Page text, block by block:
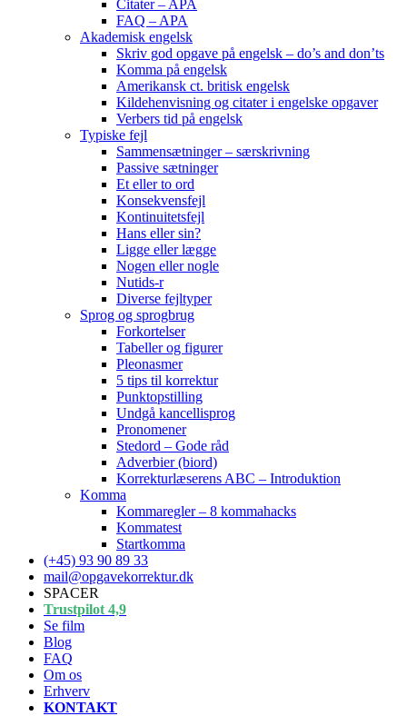
Citater – APA
FAQ – APA
Akademisk engelsk
Skriv god opgave på engelsk – do’s and don’ts
Komma på engelsk
Amerikansk ct. britisk engelsk
Kildehenvisning og citater i engelske opgaver
Verbers tid på engelsk
Typiske fejl
Sammensætninger – særskrivning
Passive sætninger
Et eller to ord
Konsekvensfejl
Kontinuitetsfejl
Hans eller sin?
Ligge eller lægge
Nogen eller nogle
Nutids-r
Diverse fejltyper
Sprog og sprogbrug
Forkortelser
Tabeller og figurer
Pleonasmer
5 tips til korrektur
Punktopstilling
Undgå kancellisprog
Pronomener
Stedord – Gode råd
Adverbier (biord)
Korrekturlæserens ABC – Introduktion
Komma
Kommaregler – 8 kommahacks
Kommatest
Startkomma
(+45) 93 90 89 33
mail@opgavekorrektur.dk
SPACER
Trustpilot 4,9
Se film
Blog
FAQ
Om os
Erhverv
KONTAKT